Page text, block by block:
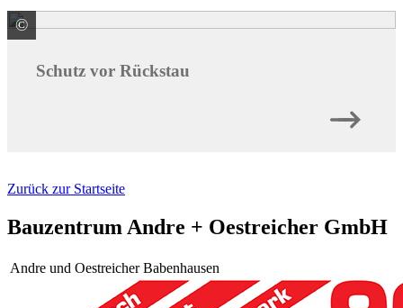
© KESSEL SE + Co. KG
Schutz vor Rückstau
Zurück zur Startseite
Bauzentrum Andre + Oestreicher GmbH
Andre und Oestreicher Babenhausen